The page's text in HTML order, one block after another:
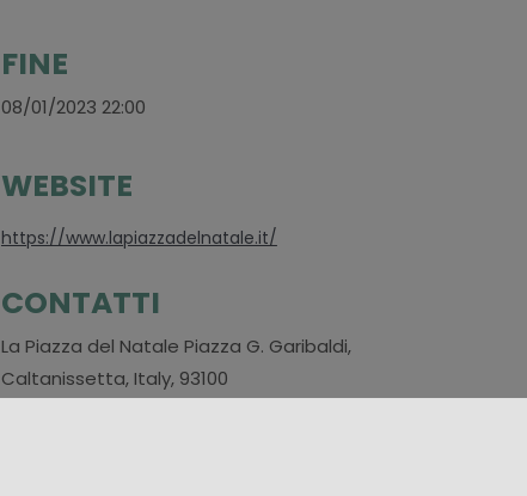
FINE
08/01/2023 22:00
WEBSITE
https://www.lapiazzadelnatale.it/
CONTATTI
La Piazza del Natale Piazza G. Garibaldi,
Caltanissetta, Italy, 93100